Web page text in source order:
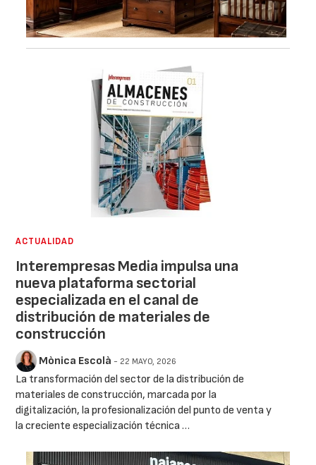
ACTUALIDAD
Interempresas Media impulsa una
nueva plataforma sectorial
especializada en el canal de
distribución de materiales de
construcción
Mònica Escolà - 22 MAYO, 2026
La transformación del sector de la distribución de
materiales de construcción, marcada por la
digitalización, la profesionalización del punto de venta y
la creciente especialización técnica …